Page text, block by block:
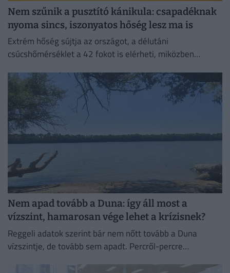
Nem szűnik a pusztító kánikula: csapadéknak
nyoma sincs, iszonyatos hőség lesz ma is
Extrém hőség sújtja az országot, a délutáni
csúcshőmérséklet a 42 fokot is elérheti, miközben
Nem apad tovább a Duna: így áll most a
vízszint, hamarosan vége lehet a krízisnek?
Reggeli adatok szerint bár nem nőtt tovább a Duna
vízszintje, de tovább sem apadt. Percről-percre